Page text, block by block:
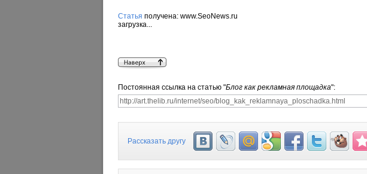
Статья получена: www.SeoNews.ru
загрузка...
Постоянная ссылка на статью "Блог как рекламная площадка":
Рассказать другу